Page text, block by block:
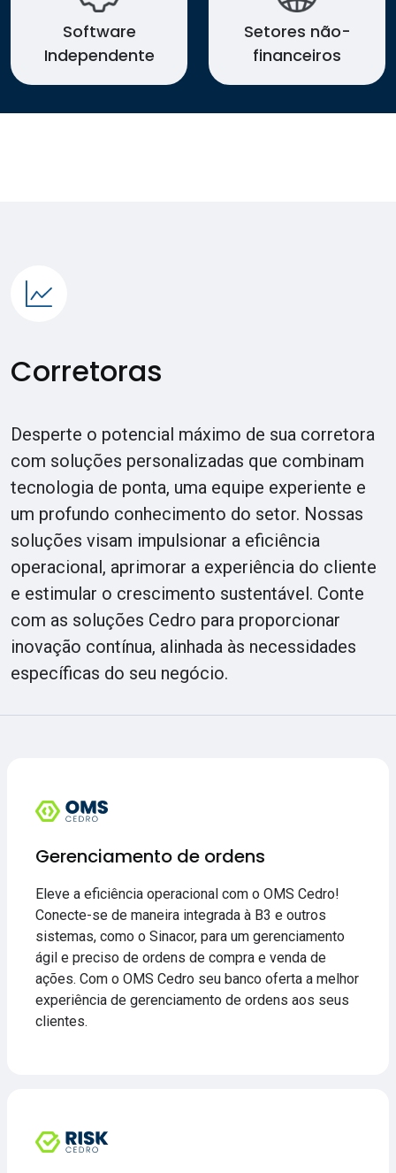
Software
Independente
Setores não-
financeiros
Corretoras
Desperte o potencial máximo de sua corretora
com soluções personalizadas que combinam
tecnologia de ponta, uma equipe experiente e
um profundo conhecimento do setor. Nossas
soluções visam impulsionar a eficiência
operacional, aprimorar a experiência do cliente
e estimular o crescimento sustentável. Conte
com as soluções Cedro para proporcionar
inovação contínua, alinhada às necessidades
específicas do seu negócio.
Gerenciamento de ordens
Eleve a eficiência operacional com o OMS Cedro!
Conecte-se de maneira integrada à B3 e outros
sistemas, como o Sinacor, para um gerenciamento
ágil e preciso de ordens de compra e venda de
ações. Com o OMS Cedro seu banco oferta a melhor
experiência de gerenciamento de ordens aos seus
clientes.